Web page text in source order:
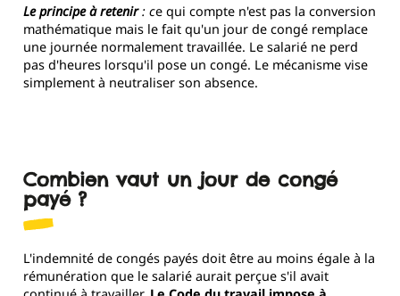
Le principe à retenir: ce qui compte n'est pas la conversion
mathématique mais le fait qu'un jour de congé remplace
une journée normalement travaillée. Le salarié ne perd
pas d'heures lorsqu'il pose un congé. Le mécanisme vise
simplement à neutraliser son absence.
Combien vaut un jour de congé
payé ?
L'indemnité de congés payés doit être au moins égale à la
rémunération que le salarié aurait perçue s'il avait